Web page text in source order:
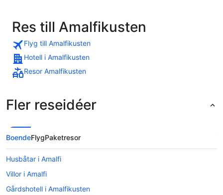
Res till Amalfikusten
Flyg till Amalfikusten
Hotell i Amalfikusten
Resor Amalfikusten
Fler reseidéer
BoendeFlygPaketresor
Husbåtar i Amalfi
Villor i Amalfi
Gårdshotell i Amalfikusten